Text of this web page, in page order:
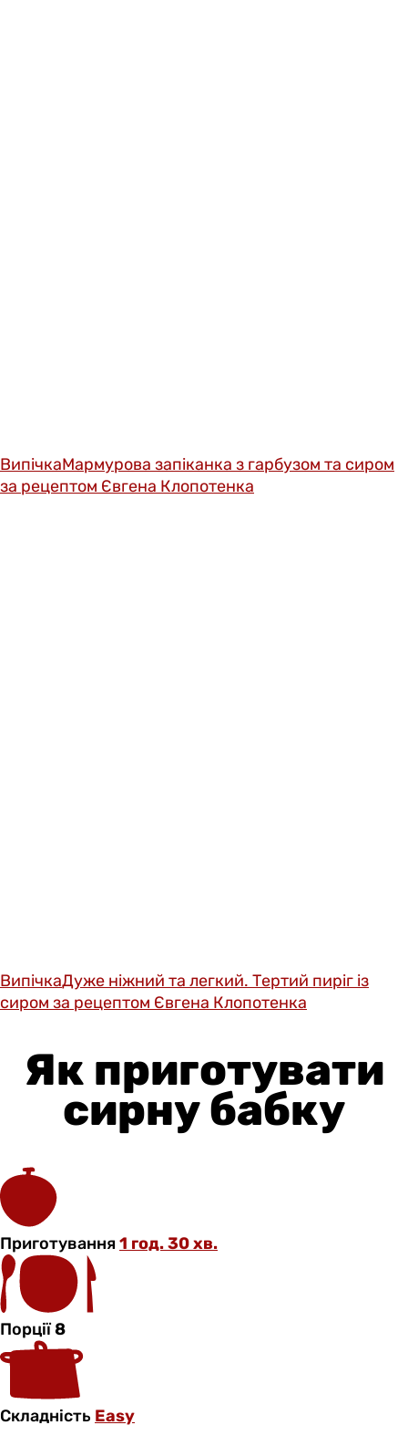
ВипічкаМармурова запіканка з гарбузом та сиром
за рецептом Євгена Клопотенка
ВипічкаДуже ніжний та легкий. Тертий пиріг із
сиром за рецептом Євгена Клопотенка
Як приготувати
сирну бабку
Приготування1 год. 30 хв.
Порції8
Складність Easy